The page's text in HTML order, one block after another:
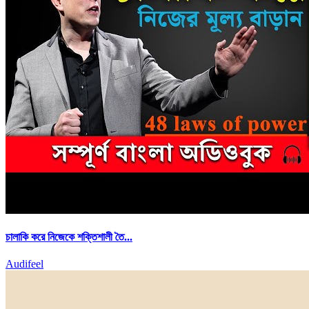
চালাকি করে নিজেকে শক্তিশালী তৈ...
Audifeel